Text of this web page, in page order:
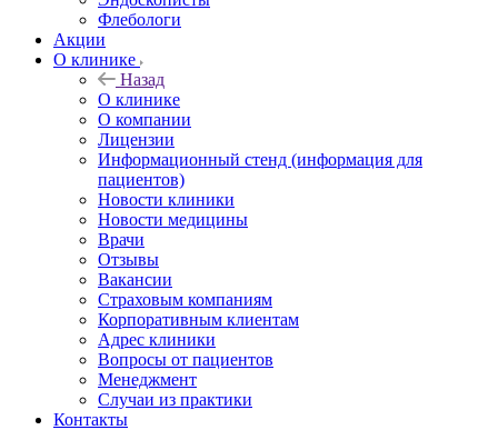
Флебологи
Акции
О клинике
Назад
О клинике
О компании
Лицензии
Информационный стенд (информация для
пациентов)
Новости клиники
Новости медицины
Врачи
Отзывы
Вакансии
Страховым компаниям
Корпоративным клиентам
Адрес клиники
Вопросы от пациентов
Менеджмент
Случаи из практики
Контакты